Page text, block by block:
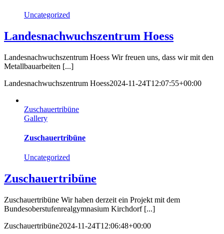
Uncategorized
Landesnachwuchszentrum Hoess
Landesnachwuchszentrum Hoess Wir freuen uns, dass wir mit den
Metallbauarbeiten [...]
Landesnachwuchszentrum Hoess2024-11-24T12:07:55+00:00
Zuschauertribüne
Gallery
Zuschauertribüne
Uncategorized
Zuschauertribüne
Zuschauertribüne Wir haben derzeit ein Projekt mit dem
Bundesoberstufenrealgymnasium Kirchdorf [...]
Zuschauertribüne2024-11-24T12:06:48+00:00